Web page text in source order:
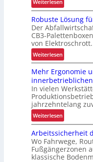
Weiterlesen
V
o
n
d
e
r
a
d
e
n
w
a
a
g
e
z
Robuste Lösung
Der
CB3-
von Elektroschrott.
Weiterlesen:
R
o
b
u
s
t
e
ö
s
u
Mehr Ergonomie
In vielen
jahrzehntelang
Weiterlesen:
M
e
h
r
Arbeitssicherheit
Wo Fahrwege,
Fußgängerzonen
klassische